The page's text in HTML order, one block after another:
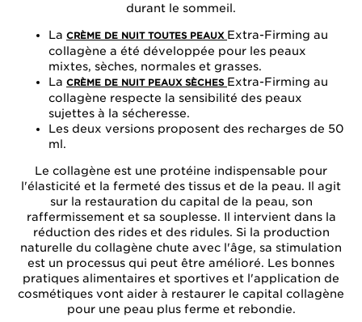
durant le sommeil.
La CRÈME DE NUIT TOUTES PEAUX Extra-Firming au
collagène a été développée pour les peaux
mixtes, sèches, normales et grasses.
La CRÈME DE NUIT PEAUX SÈCHES Extra-Firming au
collagène respecte la sensibilité des peaux
sujettes à la sécheresse.
Les deux versions proposent des recharges de 50
ml.
Le collagène est une protéine indispensable pour
l'élasticité et la fermeté des tissus et de la peau. Il agit
sur la restauration du capital de la peau, son
raffermissement et sa souplesse. Il intervient dans la
réduction des rides et des ridules. Si la production
naturelle du collagène chute avec l'âge, sa stimulation
est un processus qui peut être amélioré. Les bonnes
pratiques alimentaires et sportives et l'application de
cosmétiques vont aider à restaurer le capital collagène
pour une peau plus ferme et rebondie.